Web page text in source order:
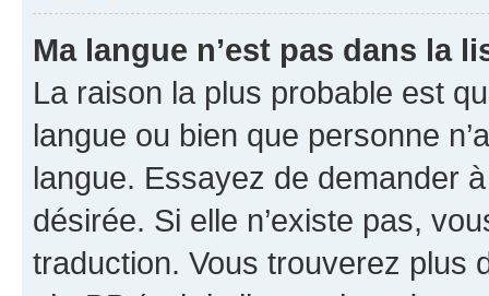
Ma langue n’est pas dans la
La raison la plus probable est
langue ou bien que personne
langue. Essayez de demander
désirée. Si elle n’existe pas,
traduction. Vous trouverez plus